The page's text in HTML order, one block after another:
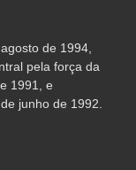
de 1994,
pela força da
1991, e
junho de 1992.